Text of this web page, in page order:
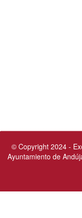
© Copyright 2024 -
Ayuntamiento de